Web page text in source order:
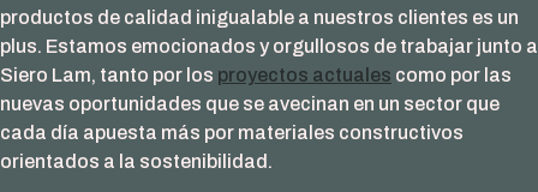
productos de calidad inigualable a nuestros clientes es un
plus. Estamos emocionados y orgullosos de trabajar junto a
Siero Lam, tanto por los proyectos actuales como por las
nuevas oportunidades que se avecinan en un sector que
cada día apuesta más por materiales constructivos
orientados a la sostenibilidad.